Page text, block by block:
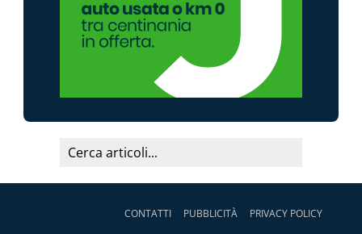
CONTATTI PUBBLICITÀ PRIVACY POLICY